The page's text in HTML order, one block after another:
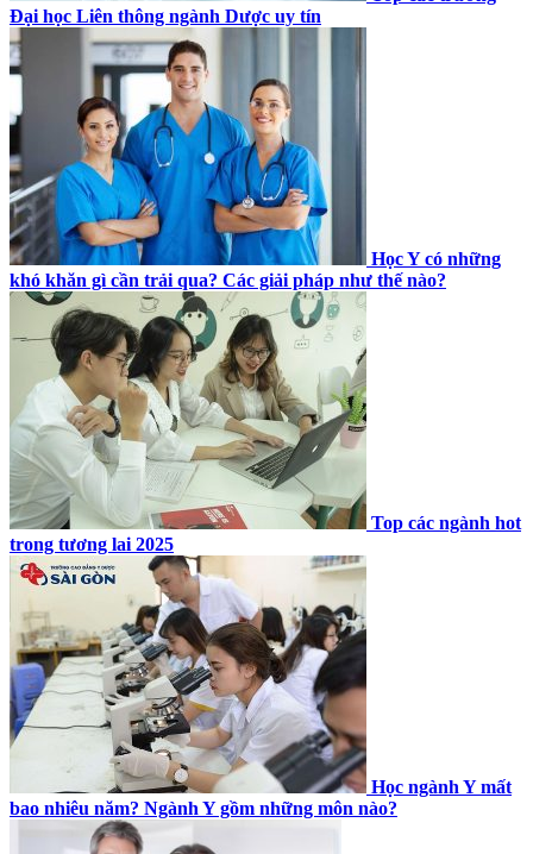
Đại học Liên thông ngành Dược uy tín
Học Y có những
khó khăn gì cần trải qua? Các giải pháp như thế nào?
Top các ngành hot
trong tương lai 2025
Học ngành Y mất
bao nhiêu năm? Ngành Y gồm những môn nào?